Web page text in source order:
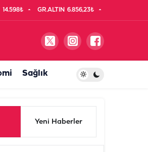
14.598₺ GR.ALTIN 6.856,23₺
Sağlık
Yeni Haberler